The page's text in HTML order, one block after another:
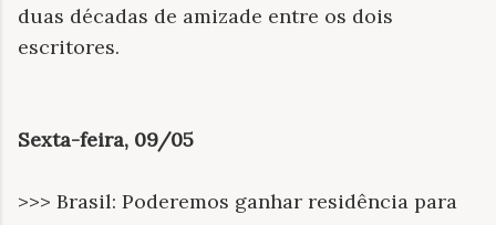
duas décadas de amizade entre os dois
escritores.
Sexta-feira, 09/05
>>> Brasil: Poderemos ganhar residência para